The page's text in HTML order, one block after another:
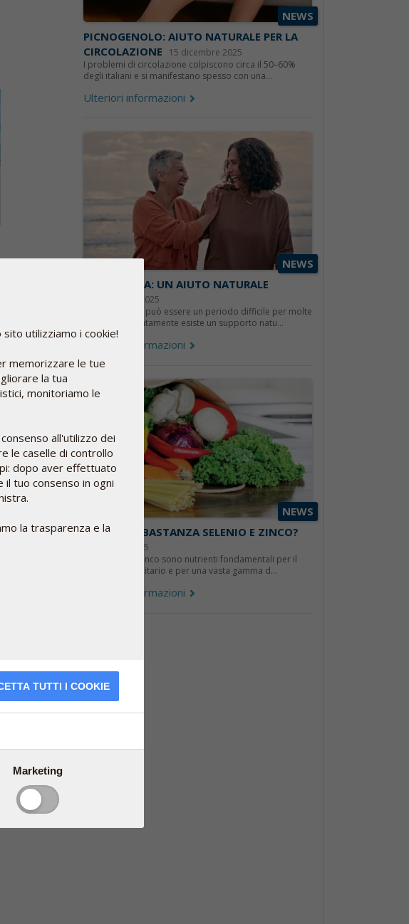
NEWS
PICNOGENOLO: AIUTO NATURALE PER LA
CIRCOLAZIONE
15 dicembre 2025
I problemi di circolazione colpiscono circa il 50–60%
degli italiani e si manifestano spesso con una...
Ulteriori informazioni
NEWS
MENOPAUSA: UN AIUTO NATURALE
24 novembre 2025
La menopausa può essere un periodo difficile per molte
donne. Fortunatamente esiste un supporto natu...
Ulteriori informazioni
NEWS
ASSUMI ABBASTANZA SELENIO E ZINCO?
24 ottobre 2025
Il selenio e lo zinco sono nutrienti fondamentali per il
sistema immunitario e per una vasta gamma d...
Ulteriori informazioni
utilizziamo i cookie!
memorizzare le tue
la tua
monitoriamo le
all'utilizzo dei
le caselle di controllo
dopo aver effettuato
il tuo consenso in ogni
la trasparenza e la
TUTTI I COOKIE
Marketing